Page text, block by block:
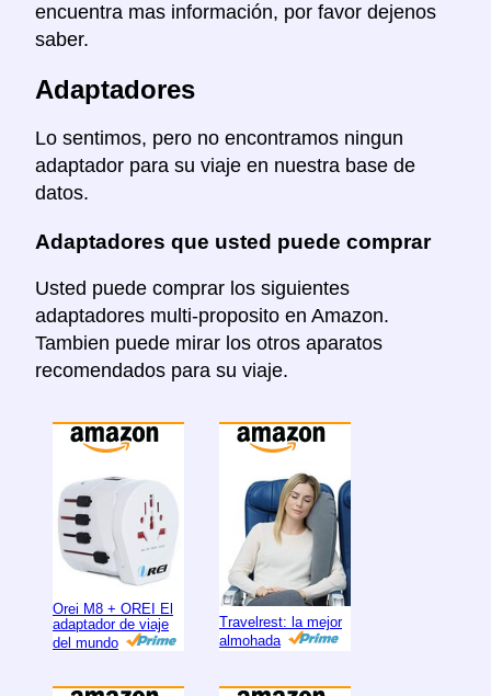
encuentra mas información, por favor dejenos
saber.
Adaptadores
Lo sentimos, pero no encontramos ningun
adaptador para su viaje en nuestra base de
datos.
Adaptadores que usted puede comprar
Usted puede comprar los siguientes
adaptadores multi-proposito en Amazon.
Tambien puede mirar los otros aparatos
recomendados para su viaje.
Orei M8 + OREI El
adaptador de viaje
del mundo
Travelrest: la mejor
almohada